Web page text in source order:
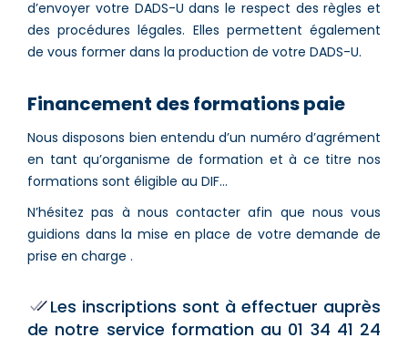
d’envoyer votre DADS-U dans le respect des règles et
des procédures légales. Elles permettent également
de vous former dans la production de votre DADS-U.
Financement des formations paie
Nous disposons bien entendu d’un numéro d’agrément
en tant qu’organisme de formation et à ce titre nos
formations sont éligible au DIF…
N’hésitez pas à nous contacter afin que nous vous
guidions dans la mise en place de votre demande de
prise en charge .
Les inscriptions sont à effectuer auprès
de notre service formation au 01 34 41 24